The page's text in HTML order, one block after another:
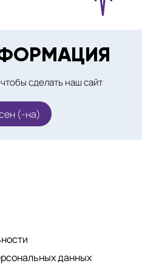
сделать наш сайт
(-на)
данных